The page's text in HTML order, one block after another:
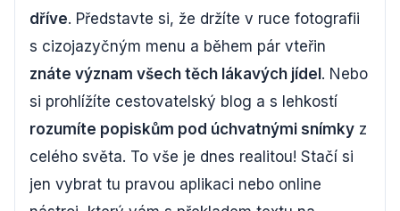
dříve. Představte si, že držíte v ruce fotografii
s cizojazyčným menu a během pár vteřin
znáte význam všech těch lákavých jídel . Nebo
si prohlížíte cestovatelský blog a s lehkostí
rozumíte popiskům pod úchvatnými snímky z
celého světa. To vše je dnes realitou! Stačí si
jen vybrat tu pravou aplikaci nebo online